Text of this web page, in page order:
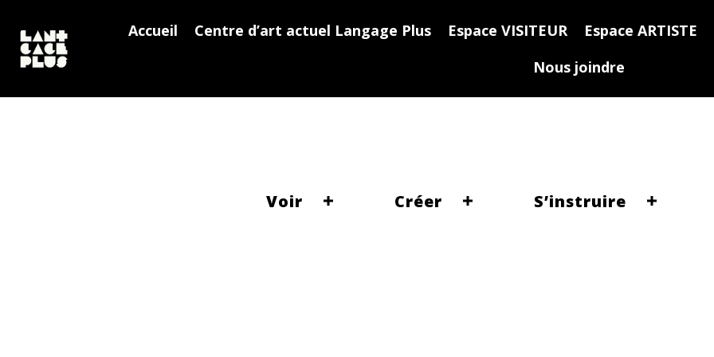
Accueil Centre d’art actuel Langage Plus Espace VISITEUR Espace ARTISTE
Nous joindre
Voir Créer S’instruire